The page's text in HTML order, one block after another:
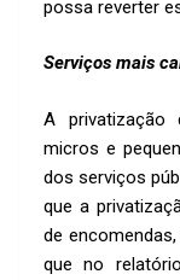
possa reverter
Serviços mais
A privatização
micros e
dos serviços
que a
de
que no